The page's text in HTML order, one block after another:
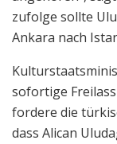
zufolge sollte
Ankara nach
sofortige
fordere die
dass Alican